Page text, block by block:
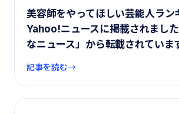
美容師をやってほしい芸能人ラン
Yahoo!ニュースに掲載されまし
なニュース」から転載されていま
記事を読む